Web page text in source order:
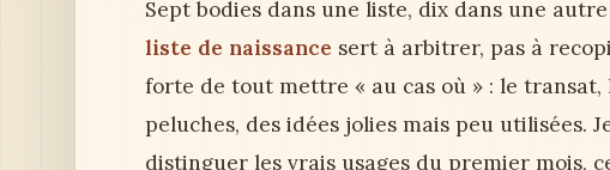
Sept bodies dans une liste, dix dans une
liste de naissance sert à arbitrer, pas à
forte de tout mettre « au cas où » : le
peluches, des idées jolies mais peu utilisées.
distinguer les vrais usages du premier mois,